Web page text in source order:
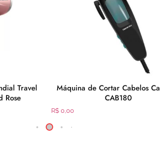
Travel
Rose
Máquina de Cortar Cabelos
CAB180
R$ 0,00